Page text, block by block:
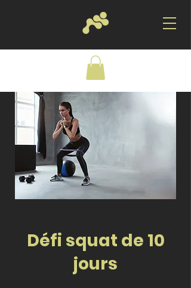
Défi squat de 10
jours